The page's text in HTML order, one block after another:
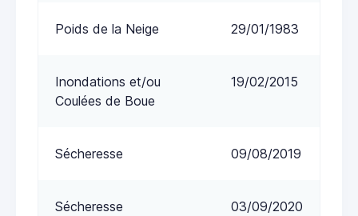
Poids de la Neige 29/01/1983
Inondations et/ou
Coulées de Boue
19/02/2015
Sécheresse 09/08/2019
Sécheresse 03/09/2020